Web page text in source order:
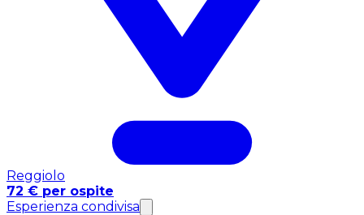
Reggiolo
72 € per ospite
Esperienza condivisa